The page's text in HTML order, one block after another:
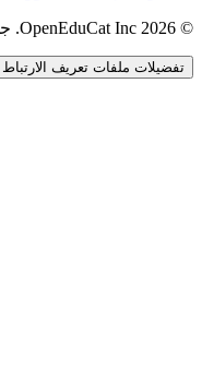
© 2026 OpenEduCat Inc. جميع الحقوق محفوظة.
تفضيلات ملفات تعريف الارتباط